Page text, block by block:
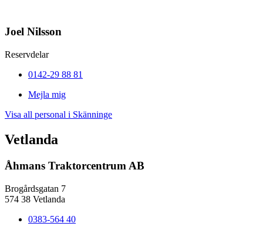
Joel Nilsson
Reservdelar
0142-29 88 81
Mejla mig
Visa all personal i Skänninge
Vetlanda
Åhmans Traktorcentrum AB
Brogårdsgatan 7
574 38 Vetlanda
0383-564 40